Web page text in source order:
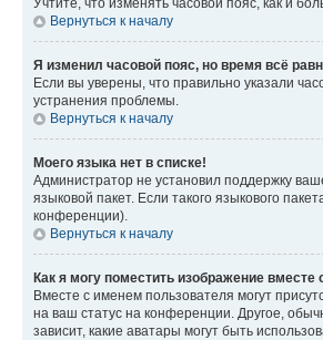
Учтите, что изменять часовой пояс, как и
Вернуться к началу
Я изменил часовой пояс, но время всё
Если вы уверены, что правильно указали
устранения проблемы.
Вернуться к началу
Моего языка нет в списке!
Администратор не установил поддержку
языковой пакет. Если такого языкового
конференции).
Вернуться к началу
Как я могу поместить изображение
Вместе с именем пользователя могут
на ваш статус на конференции. Другое,
зависит, какие аватары могут быть